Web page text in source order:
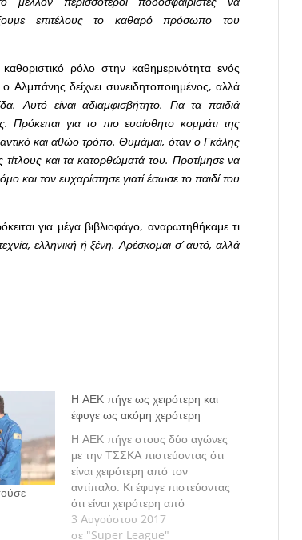
επιτέλους το καθαρό πρόσωπο του
ρόλο στην καθημερινότητα ενός
δείχνει συνειδητοποιημένος, αλλά
Αυτό είναι αδιαμφισβήτητο. Για τα παιδιά
για το πιο ευαίσθητο κομμάτι της
και αθώο τρόπο. Θυμάμαι, όταν ο Γκάλης
και τα κατορθώματά του. Προτίμησε να
και τον ευχαρίστησε γιατί έσωσε το παιδί του
για μέγα βιβλιοφάγο, αναρωτηθήκαμε τι
ελληνική ή ξένη. Αρέσκομαι σ’ αυτό, αλλά
Η ΑΕΚ πήγε ως χειρότερη και
έφυγε ως ακόμη χερότερη
Η ΑΕΚ πήγε στους δύο αγώνες
με την ΤΣΣΚΑ πιστεύοντας ότι
είναι χειρότερη από τον
αντίπαλο. Κι έφυγε πιστεύοντας
ότι είναι χειρότερη από
οποιονδήποτε παίζει
ποδόσφαιρο. Γράφει ο
3 Αυγούστου 2017
σε "Super League"